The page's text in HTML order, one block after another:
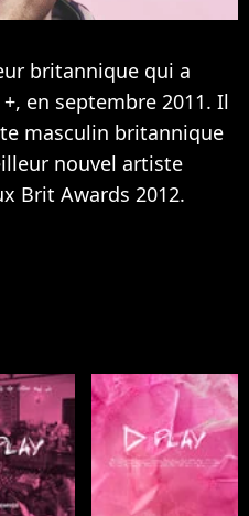
britannique qui a
en septembre 2011. Il
masculin britannique
nouvel artiste
Brit Awards 2012.